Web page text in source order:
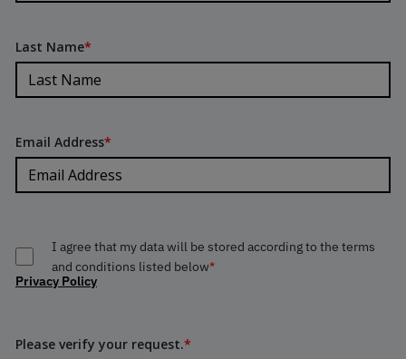
Last Name*
Email Address*
I agree that my data will be stored according to the terms
and conditions listed below*
Privacy Policy
Please verify your request.*